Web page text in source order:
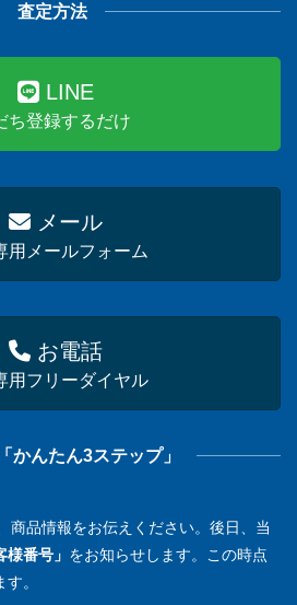
査定方法
LINE
ち登録するだけ
メール
用メールフォーム
お電話
用フリーダイヤル
かんたん3ステップ」
商品情報をお伝えください。後日、当
様番号」 をお知らせします。この時点
す。